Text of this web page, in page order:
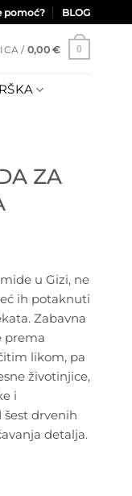
pomoć? BLOG
/ 0,00 € 0
ZA
u Gizi, ne
ih potaknuti
Zabavna
prema
likom, pa
životinjice,
i
šest drvenih
detalja.